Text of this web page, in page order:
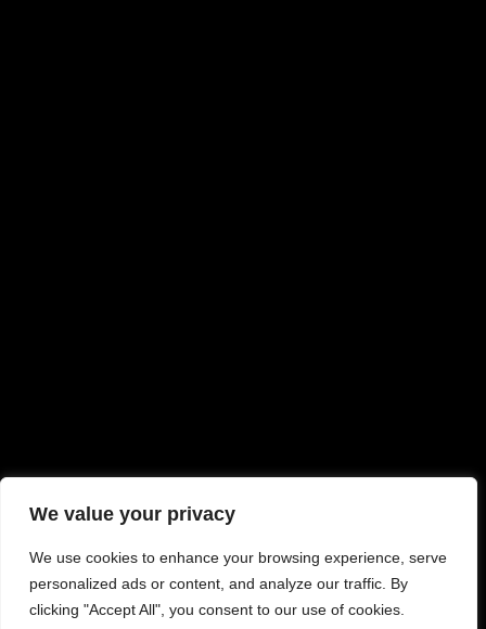
We value your privacy
We use cookies to enhance your browsing experience, serve
personalized ads or content, and analyze our traffic. By
clicking "Accept All", you consent to our use of cookies.